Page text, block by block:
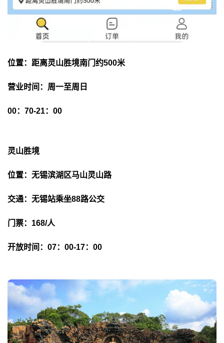
位置：距离灵山胜境南门约500米
营业时间：周一至周日
00：70-21：00
灵山胜境
位置：无锡滨湖区马山灵山路
交通：无锡站乘坐88路公交
门票：168/人
开放时间：07：00-17：00